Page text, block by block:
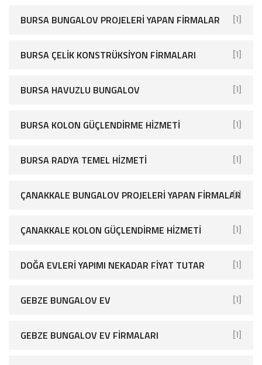
BURSA BUNGALOV PROJELERI YAPAN FIRMALAR [1]
BURSA ÇELIK KONSTRÜKSIYON FIRMALARI [1]
BURSA HAVUZLU BUNGALOV [1]
BURSA KOLON GÜÇLENDIRME HIZMETI [1]
BURSA RADYA TEMEL HIZMETI [1]
ÇANAKKALE BUNGALOV PROJELERI YAPAN FIRMALAR
[1]
ÇANAKKALE KOLON GÜÇLENDIRME HIZMETI [1]
DOĞA EVLERI YAPIMI NEKADAR FIYAT TUTAR [1]
GEBZE BUNGALOV EV [1]
GEBZE BUNGALOV EV FIRMALARI [1]